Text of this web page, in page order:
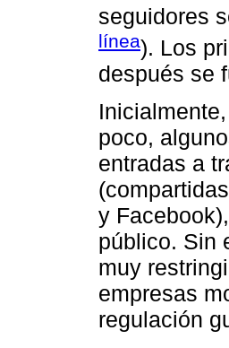
seguidores
línea). Los
después se
poco,
entradas a
y
público. Sin
muy
empresas
regulación